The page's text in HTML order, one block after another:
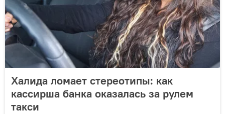
Халида ломает стереотипы: как
кассирша банка оказалась за рулем
такси